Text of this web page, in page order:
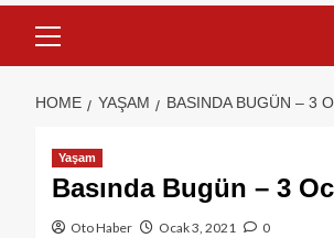
HOME YAŞAM BASINDA BUGÜN – 3
Yaşam
Basında Bugün – 3
Oto Haber Ocak 3, 2021 0